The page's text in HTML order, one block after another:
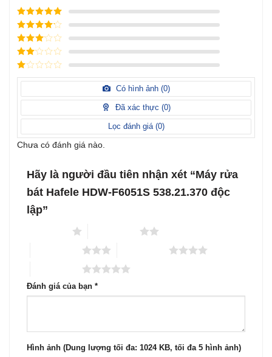
Được xếp
hạng
5
5
sao
Được xếp
hạng
4
5
sao
Được
xếp
hạng3
5 sao
Được
hạng
sao
Được
hạng
sao
Có hình ảnh (0)
Đã xác thực (0)
Lọc đánh giá (0)
Chưa có đánh giá nào.
Hãy là người đầu tiên nhận xét “Máy rửa
bát Hafele HDW-F6051S 538.21.370 độc
lập”
Đánh giá của bạn *
Hình ảnh (Dung lượng tối đa: 1024 KB, tối đa 5 hình ảnh)